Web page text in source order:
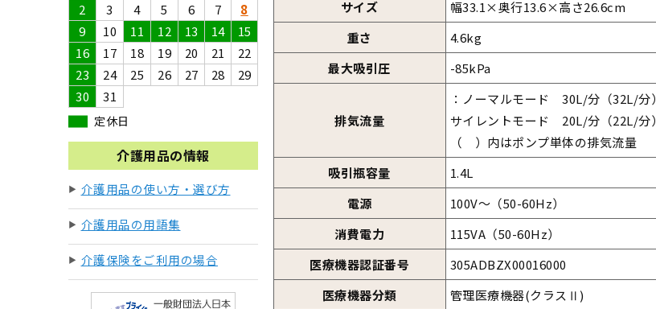
2
3 4 5 6 7
8
9
10 11 12 13 14
15
16
17 18 19 20 21
22
23
24 25 26 27 28
29
30
31
定休日
介護用品の情報
介護用品の使い方・選び方
介護用品の用語集
介護保険をご利用の場合
サイズ
幅33.1×奥行13.6×高さ26.6cm
重さ
4.6kg
最大吸引圧
-85kPa
排気流量
：ノーマルモード 30L/分（32L/分）
サイレントモード 20L/分（22L/分）
（ ）内はポンプ単体の排気流量
吸引瓶容量
1.4L
電源
100V～（50-60Hz）
消費電力
115VA（50-60Hz）
医療機器認証番号
305ADBZX00016000
医療機器分類
管理医療機器(クラスⅡ)